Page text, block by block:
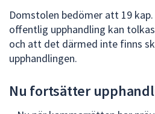
Domstolen bedömer att 19
offentlig upphandling kan
och att det därmed inte finns
upphandlingen.
Nu fortsätter